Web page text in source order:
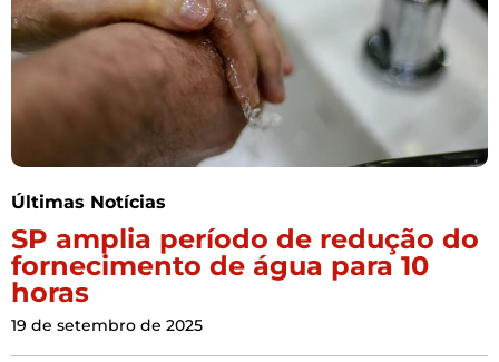
Últimas Notícias
SP amplia período de redução do
fornecimento de água para 10
horas
19 de setembro de 2025